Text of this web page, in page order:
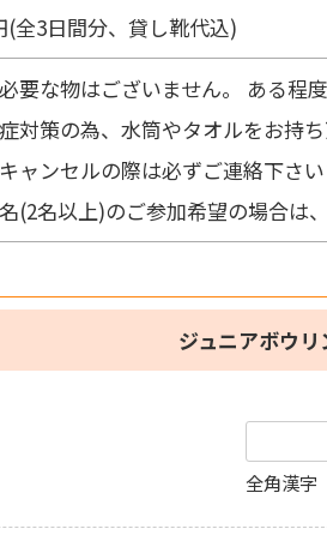
(全3日間分、貸し靴代込)
要な物はございません。 ある程
対策の為、水筒やタオルをお持ち
ャンセルの際は必ずご連絡下さい
(2名以上)のご参加希望の場合は
ジュニアボウ
全角漢字